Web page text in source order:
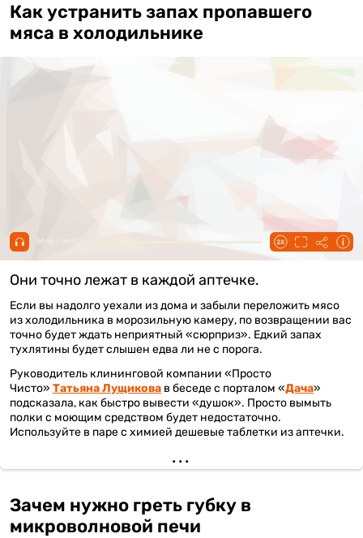
Как устранить запах пропавшего
мяса в холодильнике
Они точно лежат в каждой аптечке.
Если вы надолго уехали из дома и забыли переложить мясо
из холодильника в морозильную камеру, по возвращении вас
точно будет ждать неприятный «сюрприз». Едкий запах
тухлятины будет слышен едва ли не с порога.
Руководитель клининговой компании «Просто
Чисто» Татьяна Лущикова в беседе с порталом «Дача»
подсказала, как быстро вывести «душок». Просто вымыть
полки с моющим средством будет недостаточно.
Используйте в паре с химией дешевые таблетки из аптечки.
Зачем нужно греть губку в
микроволновой печи